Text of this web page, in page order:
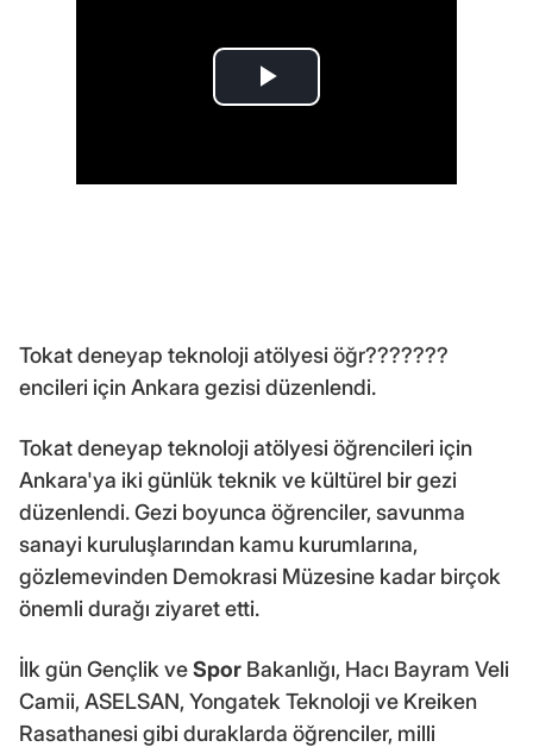
Tokat deneyap teknoloji atölyesi öğr???????
encileri için Ankara gezisi düzenlendi.
Tokat deneyap teknoloji atölyesi öğrencileri için
Ankara'ya iki günlük teknik ve kültürel bir gezi
düzenlendi. Gezi boyunca öğrenciler, savunma
sanayi kuruluşlarından kamu kurumlarına,
gözlemevinden Demokrasi Müzesine kadar birçok
önemli durağı ziyaret etti.
İlk gün Gençlik veSpor Bakanlığı, Hacı Bayram Veli
Camii, ASELSAN, Yongatek Teknoloji ve Kreiken
Rasathanesi gibi duraklarda öğrenciler, milli